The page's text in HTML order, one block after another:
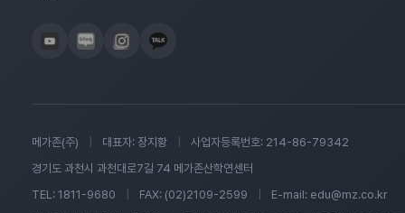
메가존(주) 대표자: 장지황
사업자등록번호: 214-86-79342
경기도 과천시 과천대로7길 74 메가존산학연센터
TEL: 1811-9680
FAX: (02)2109-2599
E-mail: edu@mz.co.kr